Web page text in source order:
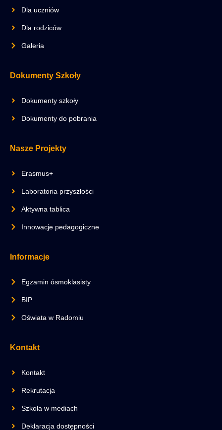
Dla uczniów
Dla rodziców
Galeria
Dokumenty Szkoły
Dokumenty szkoły
Dokumenty do pobrania
Nasze Projekty
Erasmus+
Laboratoria przyszłości
Aktywna tablica
Innowacje pedagogiczne
Informacje
Egzamin ósmoklasisty
BIP
Oświata w Radomiu
Kontakt
Kontakt
Rekrutacja
Szkoła w mediach
Deklaracja dostępności